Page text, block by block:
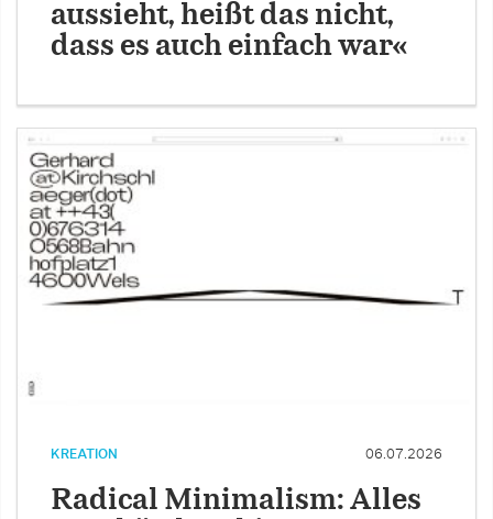
aussieht, heißt das nicht,
dass es auch einfach war«
KREATION 06.07.2026
Radical Minimalism: Alles